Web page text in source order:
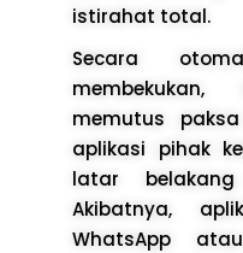
istirahat total.
Secara
membekukan,
memutus
aplikasi pihak
latar
Akibatnya,
WhatsApp